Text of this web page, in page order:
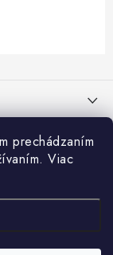
prechádzaním
Viac
terapeutického